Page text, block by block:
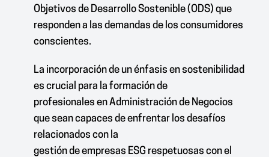
Objetivos de Desarrollo Sostenible (ODS) que
responden a las demandas de los consumidores
conscientes.
La incorporación de un énfasis en sostenibilidad
es crucial para la formación de
profesionales en Administración de Negocios
que sean capaces de enfrentar los desafíos
relacionados con la
gestión de empresas ESG respetuosas con el